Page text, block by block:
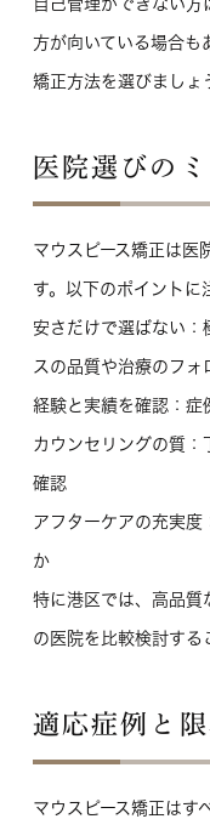
方が向いている場合も
矯正方法を選びましょ
医院選びの
マウスピース矯正は医
す。以下のポイントに
安さだけで選ばない
スの品質や治療のフ
経験と実績を確認：症
カウンセリングの質
確認
アフターケアの充実度
か
特に港区では、高品質
の医院を比較検討する
適応症例と
マウスピース矯正はす